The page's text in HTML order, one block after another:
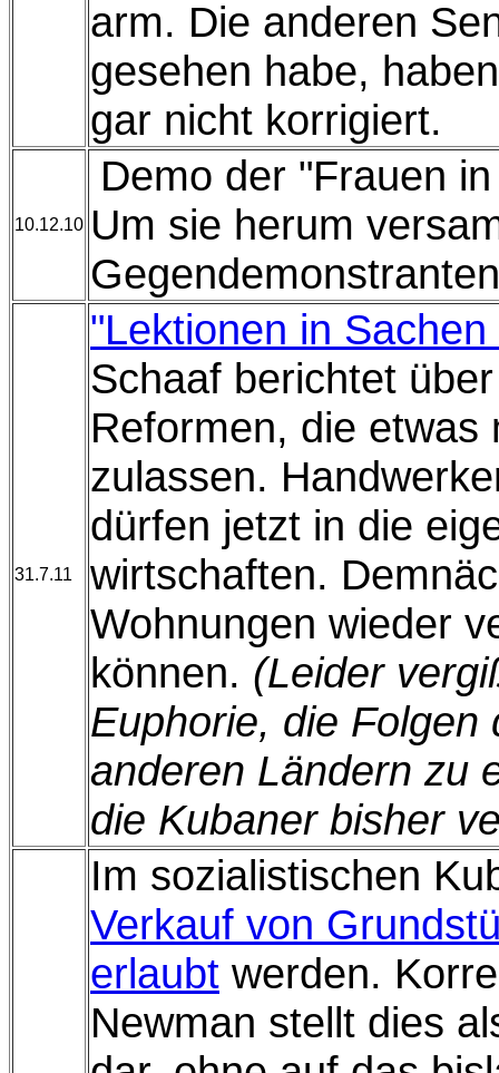
arm. Die anderen
gesehen habe,
gar nicht korrigiert.
10.12.10
Demo der "Frauen
Um sie herum
31.7.11
"Lektionen in
Schaaf berichtet
Reformen, die
zulassen.
dürfen jetzt in die
wirtschaften.
Wohnungen wieder
können. (Leider
Euphorie, die Folgen
anderen Ländern zu
die Kubaner bisher
Im sozialistischen
Verkauf von
erlaubt werden.
Newman stellt dies